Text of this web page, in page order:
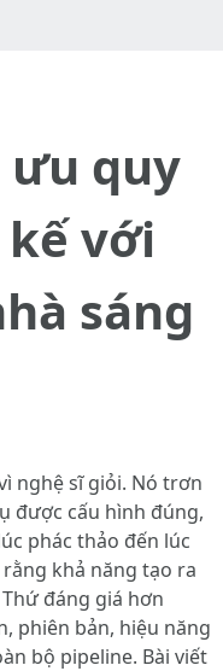
quy
với
sáng
nghệ sĩ giỏi. Nó trơn
được cấu hình đúng,
phác thảo đến lúc
khả năng tạo ra
đáng giá hơn
phiên bản, hiệu năng
bộ pipeline. Bài viết